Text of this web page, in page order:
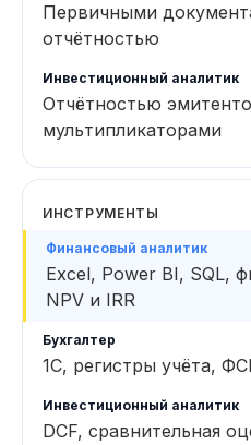
Первичными
отчётностью
Отчётностью
мультипликаторами
ИНСТРУМЕНТЫ
Excel, Power BI, SQL,
NPV и IRR
1С, регистры учёта,
DCF, сравнительная